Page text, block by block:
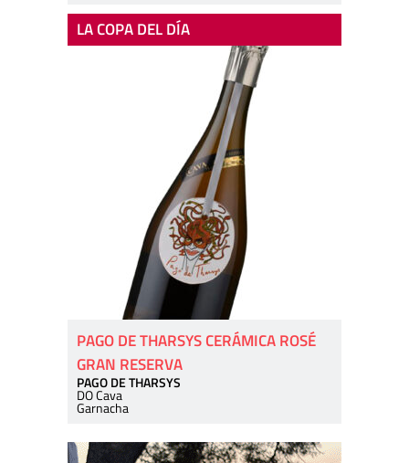
LA COPA DEL DÍA
PAGO DE THARSYS CERÁMICA ROSÉ
GRAN RESERVA
PAGO DE THARSYS
DO Cava
Garnacha